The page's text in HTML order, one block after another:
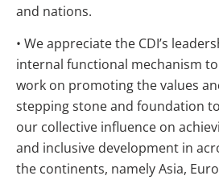
and nations.
• We appreciate the CDI’s
internal functional mechanism to
work on promoting the values
stepping stone and foundation
our collective influence on
and inclusive development in
the continents, namely Asia,